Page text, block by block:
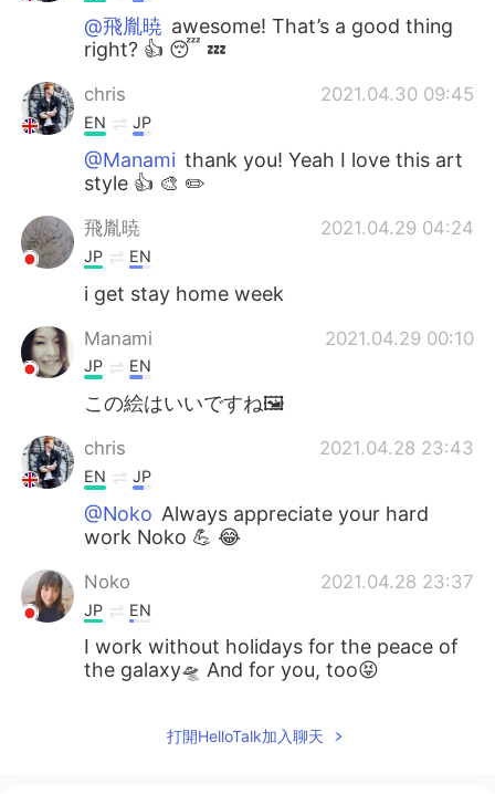
Türkçe Tiếng Việt
Português
@飛胤暁 awesome! That’s a good thing
right? 👍 😴 💤
chris 2021.04.30 09:45
EN JP
@Manami thank you! Yeah I love this art
style 👍 🎨 ✏️
飛胤暁 2021.04.29 04:24
JP EN
i get stay home week
Manami 2021.04.29 00:10
JP EN
この絵はいいですね🖼
chris 2021.04.28 23:43
EN JP
@Noko Always appreciate your hard
work Noko 💪 😂
Noko 2021.04.28 23:37
JP EN
I work without holidays for the peace of
the galaxy🛸 And for you, too😝
打開HelloTalk加入聊天